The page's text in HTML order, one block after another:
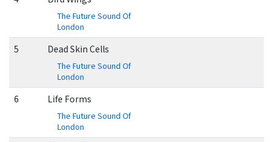
The Future Sound Of
London
5 Dead Skin Cells
The Future Sound Of
London
6 Life Forms
The Future Sound Of
London